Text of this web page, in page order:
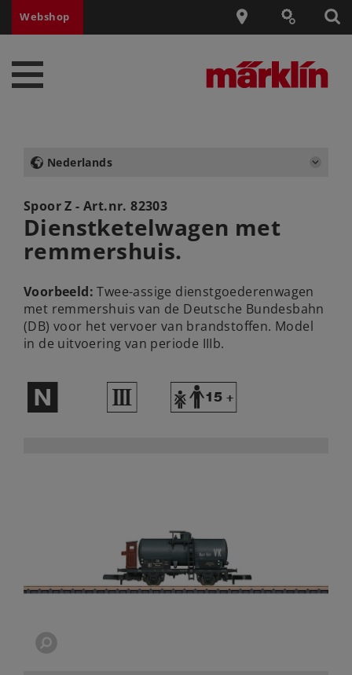
Webshop
Nederlands
Spoor Z - Art.nr.82303
Dienstketelwagen met
remmershuis.
Voorbeeld: Twee-assige dienstgoederenwagen
met remmershuis van de Deutsche Bundesbahn
(DB) voor het vervoer van brandstoffen. Model
in de uitvoering van periode IIIb.
$ 3 Y